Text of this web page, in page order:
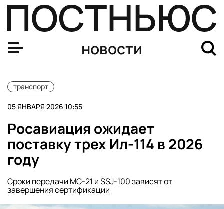
новости
транспорт
05 ЯНВАРЯ 2026 10:55
Росавиация ожидает
поставку трех Ил-114 в 2026
году
Сроки передачи МС-21 и SSJ-100 зависят от
завершения сертификации
Shot: около 50 рейсов задерживаются во Внуково из-